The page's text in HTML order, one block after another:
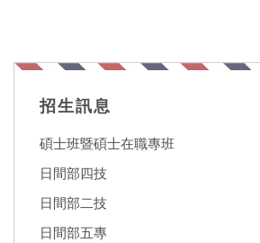
招生訊息
碩士班暨碩士在職專班
日間部四技
日間部二技
日間部五專